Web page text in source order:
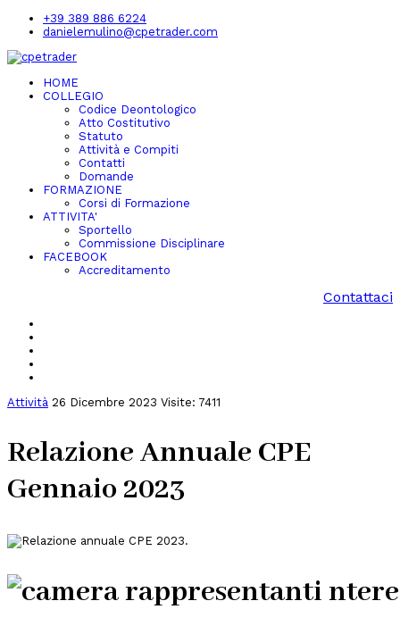
+39 389 886 6224
danielemulino@cpetrader.com
HOME
COLLEGIO
Codice Deontologico
Atto Costitutivo
Statuto
Attività e Compiti
Contatti
Domande
FORMAZIONE
Corsi di Formazione
ATTIVITA'
Sportello
Commissione Disciplinare
FACEBOOK
Accreditamento
Contattaci
Attività 26 Dicembre 2023 Visite: 7411
Relazione Annuale CPE
Gennaio 2023